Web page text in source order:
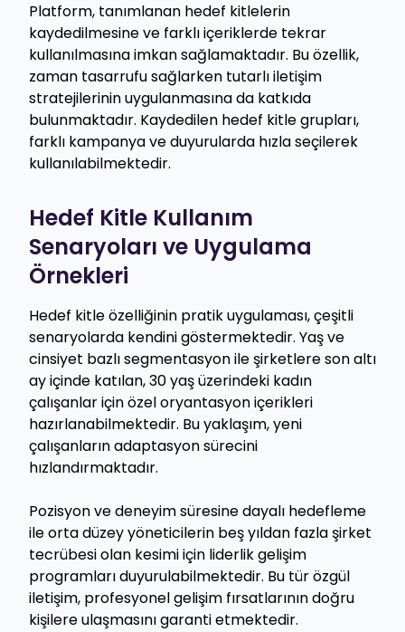
Platform, tanımlanan hedef kitlelerin
kaydedilmesine ve farklı içeriklerde tekrar
kullanılmasına imkan sağlamaktadır. Bu özellik,
zaman tasarrufu sağlarken tutarlı iletişim
stratejilerinin uygulanmasına da katkıda
bulunmaktadır. Kaydedilen hedef kitle grupları,
farklı kampanya ve duyurularda hızla seçilerek
kullanılabilmektedir.
Hedef Kitle Kullanım
Senaryoları ve Uygulama
Örnekleri
Hedef kitle özelliğinin pratik uygulaması, çeşitli
senaryolarda kendini göstermektedir. Yaş ve
cinsiyet bazlı segmentasyon ile şirketlere son altı
ay içinde katılan, 30 yaş üzerindeki kadın
çalışanlar için özel oryantasyon içerikleri
hazırlanabilmektedir. Bu yaklaşım, yeni
çalışanların adaptasyon sürecini
hızlandırmaktadır.
Pozisyon ve deneyim süresine dayalı hedefleme
ile orta düzey yöneticilerin beş yıldan fazla şirket
tecrübesi olan kesimi için liderlik gelişim
programları duyurulabilmektedir. Bu tür özgül
iletişim, profesyonel gelişim fırsatlarının doğru
kişilere ulaşmasını garanti etmektedir. ​​